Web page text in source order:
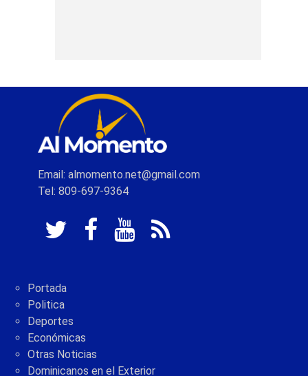
Email: almomento.net@gmail.com
Tel: 809-697-9364
Portada
Politica
Deportes
Económicas
Otras Noticias
Dominicanos en el Exterior